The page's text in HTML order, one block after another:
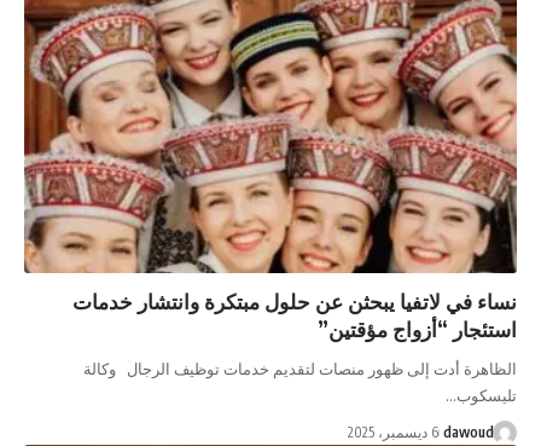
لاتفيا يبحثن عن حلول مبتكرة وانتشار خدمات
“أزواج مؤقتين”
أدت إلى ظهور منصات لتقديم خدمات توظيف الرجال وكالة
6 ديسمبر، 2025